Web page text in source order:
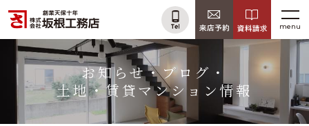
menu
お知らせ・ブログ・
土地・賃貸マンション情報